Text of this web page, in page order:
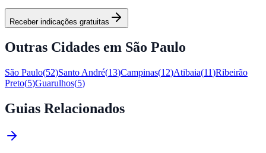
Receber indicações gratuitas
Outras Cidades em São Paulo
São Paulo(52)Santo André(13)Campinas(12)Atibaia(11)Ribeirão
Preto(5)Guarulhos(5)
Guias Relacionados